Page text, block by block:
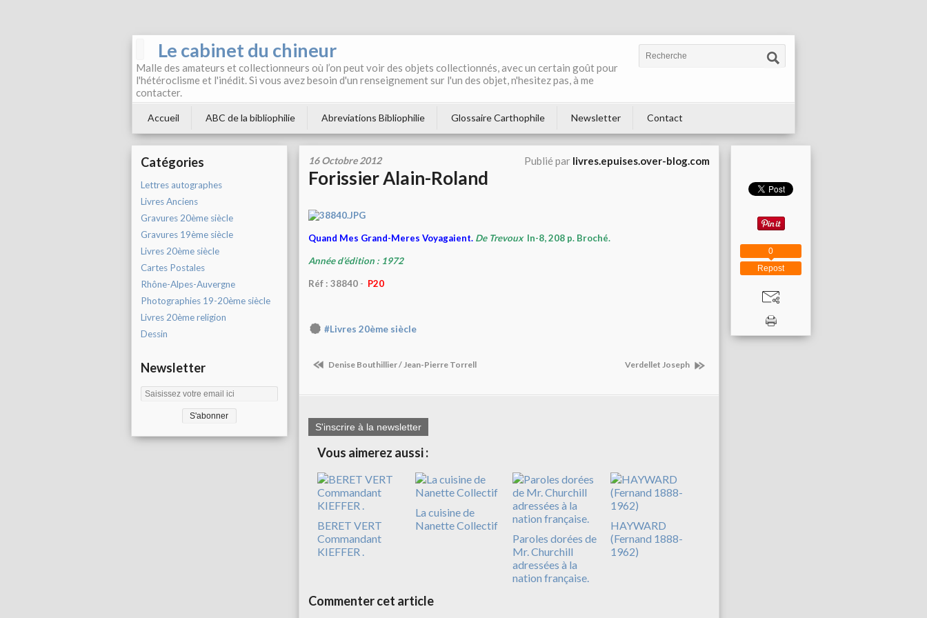
Le cabinet du chineur
Malle des amateurs et collectionneurs où l’on peut voir des objets collectionnés, avec un certain goût pour
l'hétéroclisme et l'inédit. Si vous avez besoin d'un renseignement sur l'un des objet, n'hesitez pas, à me
contacter.
Accueil ABC de la bibliophilie Abreviations Bibliophilie Glossaire Carthophile Newsletter Contact
Catégories
Lettres autographes
Livres Anciens
Gravures 20ème siècle
Gravures 19ème siècle
Livres 20ème siècle
Cartes Postales
Rhône-Alpes-Auvergne
Photographies 19-20ème siècle
Livres 20ème religion
Dessin
Newsletter
16 Octobre 2012 Publié par livres.epuises.over-blog.com
Forissier Alain-Roland
Quand Mes Grand-Meres Voyagaient. De Trevoux In-8, 208 p. Broché.
Année d’édition : 1972
Réf : 38840 - P20
#Livres 20ème siècle
Denise Bouthillier / Jean-Pierre Torrell Verdellet Joseph
S'inscrire à la newsletter
Vous aimerez aussi :
BERET VERT
Commandant
KIEFFER .
La cuisine de
Nanette Collectif
Paroles dorées de
Mr. Churchill
adressées à la
nation française.
HAYWARD
(Fernand 1888-
1962)
Commenter cet article
Repost
0